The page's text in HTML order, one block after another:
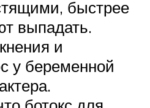
быстрее
выпадать.
и
у беременной